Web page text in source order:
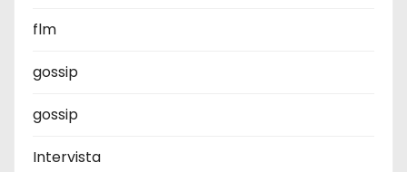
flm
gossip
gossip
Intervista